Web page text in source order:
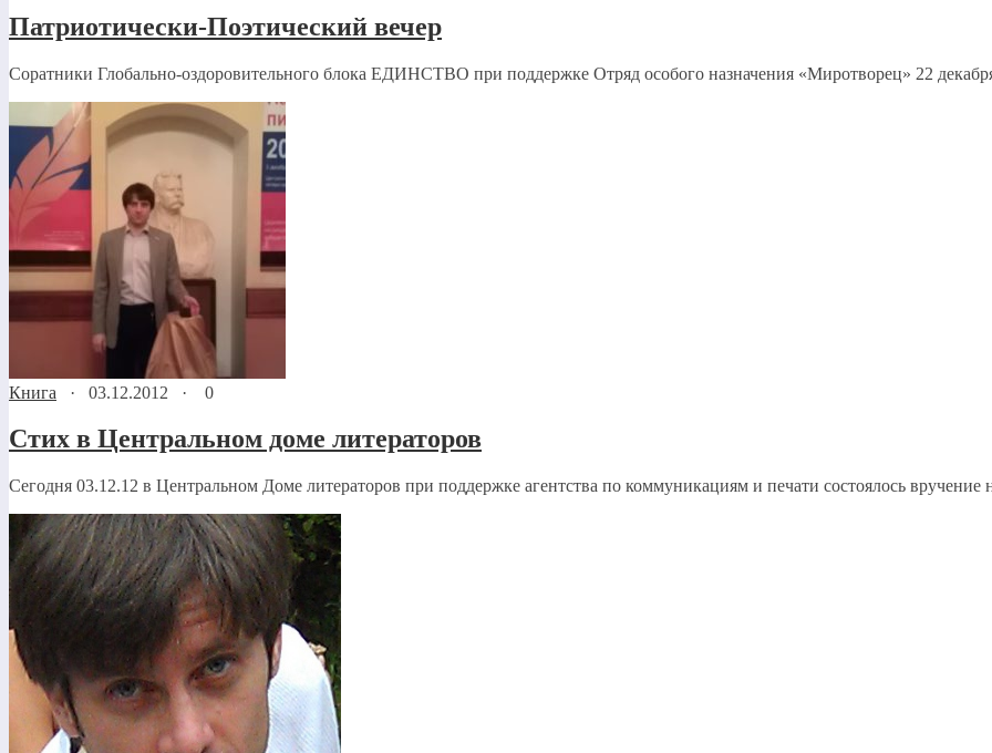
Патриотически-Поэтический вечер
Соратники Глобально-оздоровительного блока ЕДИНСТВО при поддержке Отряд особого назначения «Миротворец» 22
Книга · 03.12.2012 · 0
Стих в Центральном доме литераторов
Сегодня 03.12.12 в Центральном Доме литераторов при поддержке агентства по коммуникациям и печати состоялось вручение